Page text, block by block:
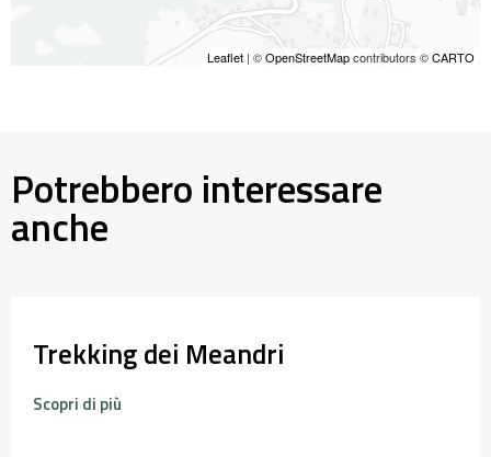
Leaflet | ©OpenStreetMapcontributors ©CARTO
Potrebbero interessare
anche